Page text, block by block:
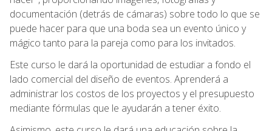
documentación (detrás de cámaras) sobre todo lo que se
puede hacer para que una boda sea un evento único y
mágico tanto para la pareja como para los invitados.
Este curso le dará la oportunidad de estudiar a fondo el
lado comercial del diseño de eventos. Aprenderá a
administrar los costos de los proyectos y el presupuesto
mediante fórmulas que le ayudarán a tener éxito.